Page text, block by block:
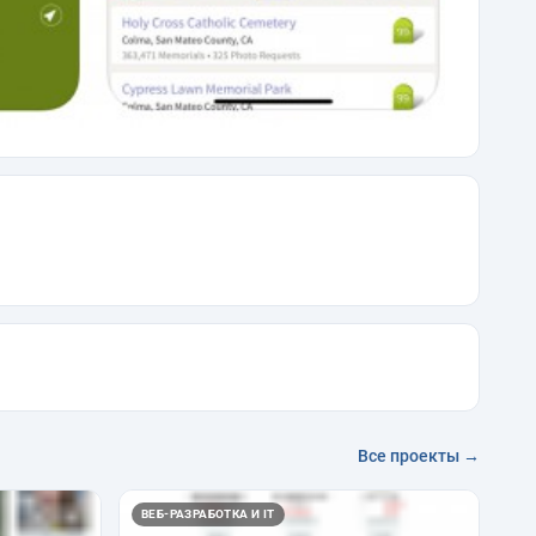
Все проекты →
ВЕБ-РАЗРАБОТКА И IT